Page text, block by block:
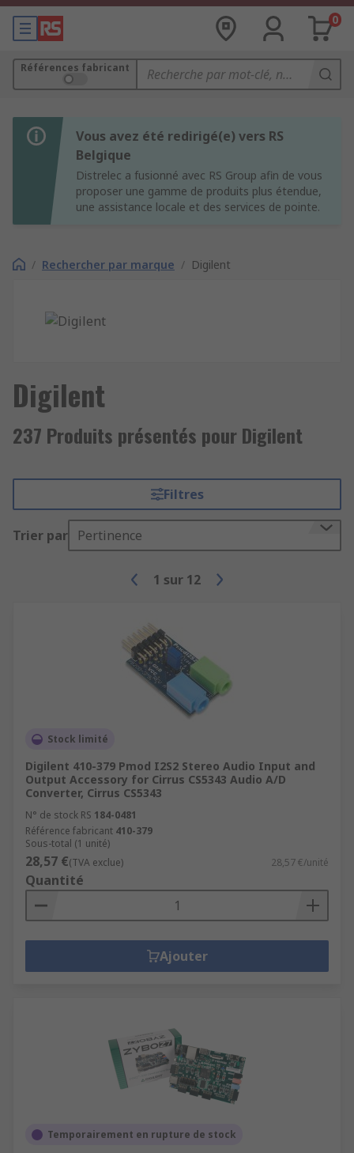
0
Références fabricant
Vous avez été redirigé(e) vers RS
Belgique
Distrelec a fusionné avec RS Group afin de vous
proposer une gamme de produits plus étendue,
une assistance locale et des services de pointe.
/ Rechercher par marque / Digilent
Digilent
237 Produits présentés pour Digilent
Filtres
Trier par Pertinence
1 sur 12
Stock limité
Digilent 410-379 Pmod I2S2 Stereo Audio Input and
Output Accessory for Cirrus CS5343 Audio A/D
Converter, Cirrus CS5343
N° de stock RS 184-0481
Référence fabricant 410-379
Sous-total (1 unité)
28,57 €(TVA exclue) 28,57 €/unité
Quantité
Ajouter
Temporairement en rupture de stock